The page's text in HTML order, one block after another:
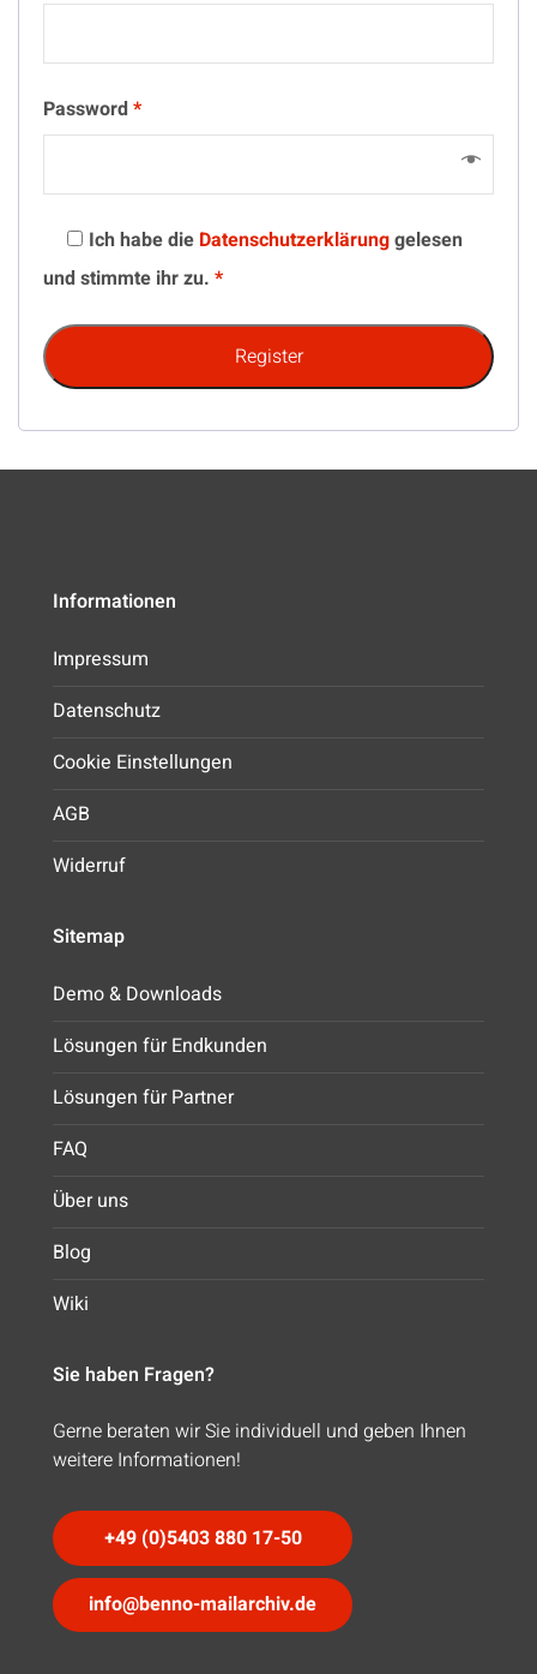
Password*
Ich habe die Datenschutzerklärunggelesen
und stimmte ihr zu. *
Register
Informationen
Impressum
Datenschutz
Cookie Einstellungen
AGB
Widerruf
Sitemap
Demo & Downloads
Lösungen für Endkunden
Lösungen für Partner
FAQ
Über uns
Blog
Wiki
Sie haben Fragen?
Gerne beraten wir Sie individuell und geben Ihnen
weitere Informationen!
+49 (0)5403 880 17-50
info@benno-mailarchiv.de